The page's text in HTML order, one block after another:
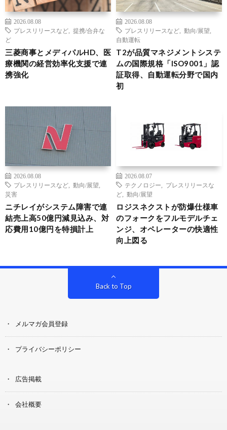
2026.08.08
プレスリリースなど
提携/合弁な
ど
三菱商事とメディパルHD、医
療機関の経営効率化支援で連
携強化
2026.08.08
プレスリリースなど
動向/展望
自動運転
T2が品質マネジメントシステ
ムの国際規格「ISO9001」認
証取得、自動運転分野で国内
初
2026.08.08
プレスリリースなど
動向/展望
災害
ニチレイがシステム障害で連
結売上高50億円減見込み、対
応費用10億円を特損計上
2026.08.07
テクノロジー
プレスリリースな
ど
動向/展望
ロジスネクストが防爆仕様車
のフォークをフルモデルチェ
ンジ、オペレーターの快適性
向上図る
Back to Top
メルマガ会員登録
プライバシーポリシー
広告掲載
会社概要